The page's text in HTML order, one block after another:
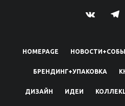
HOMEPAGE
БРЕНДИНГ+УПАКОВКА
ДИЗАЙН ИДЕИ